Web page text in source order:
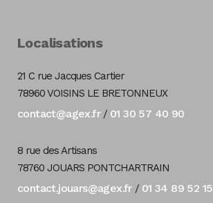
Localisations
21 C rue Jacques Cartier
78960 VOISINS LE BRETONNEUX
contact@agex.fr/ 01 30 57 40 90
8 rue des Artisans
78760 JOUARS PONTCHARTRAIN
contact.jouars@agex.fr/ 01 34 89 52 15